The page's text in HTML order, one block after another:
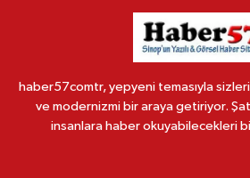
haber57comtr, yepyeni temasıyla
ve modernizmi bir araya getiriyor.
insanlara haber okuyabilecekleri